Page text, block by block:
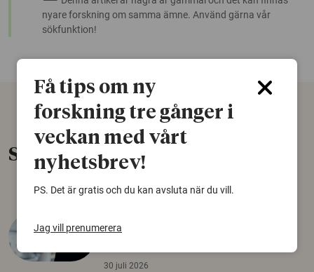
nyare forskning om samma ämne. Använd gärna vår
sökfunktion!
Senaste nytt
30 juli 2026
Få tips om ny
forskning tre gånger i
veckan med vårt
nyhetsbrev!
PS. Det är gratis och du kan avsluta när du vill.
Jag vill prenumerera